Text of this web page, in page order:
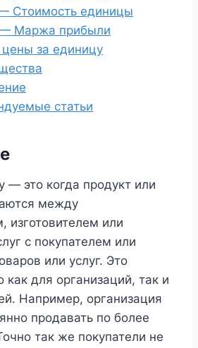
Стоимость единицы
Маржа прибыли
за единицу
статьи
— это когда продукт или
между
изготовителем или
с покупателем или
или услуг. Это
для организаций, так и
Например, организация
продавать по более
так же покупатели не